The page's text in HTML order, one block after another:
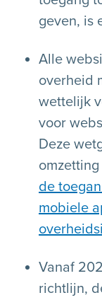
geven, is
Alle
overheid
wettelijk
voor
Deze
de
mobiele
Vanaf
richtlijn,